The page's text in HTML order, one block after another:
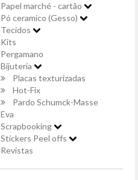
Papel marché - cartão
Pó ceramico (Gesso)
Tecidos
Kits
Pergamano
Bijuteria
Placas texturizadas
Hot-Fix
Pardo Schumck-Masse
Eva
Scrapbooking
Stickers Peel offs
Revistas